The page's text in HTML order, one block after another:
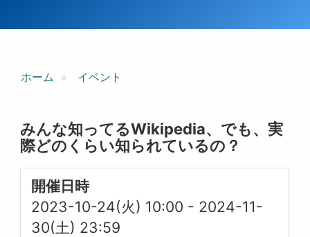
ホーム イベント
みんな知ってるWikipedia、でも、実
際どのくらい知られているの？
開催日時
2023-10-24(火) 10:00 - 2024-11-
30(土) 23:59